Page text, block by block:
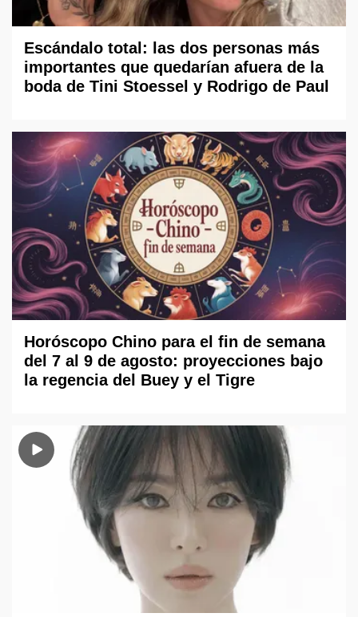
Escándalo total: las dos personas más
importantes que quedarían afuera de la
boda de Tini Stoessel y Rodrigo de Paul
Horóscopo Chino para el fin de semana
del 7 al 9 de agosto: proyecciones bajo
la regencia del Buey y el Tigre